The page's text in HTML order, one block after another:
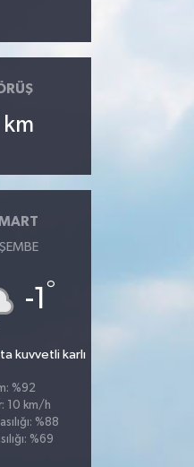
km
-1 °
kuvvetli karlı
%92
10 km/h
%88
%69